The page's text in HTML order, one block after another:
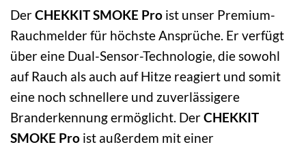
DerCHEKKIT SMOKE Pro ist unser Premium-
Rauchmelder für höchste Ansprüche. Er verfügt
über eine Dual-Sensor-Technologie, die sowohl
auf Rauch als auch auf Hitze reagiert und somit
eine noch schnellere und zuverlässigere
Branderkennung ermöglicht. DerCHEKKIT
SMOKE Pro ist außerdem mit einer